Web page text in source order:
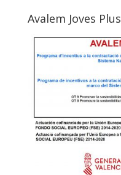
Avalem Joves Plus